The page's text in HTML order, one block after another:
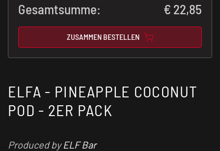
Gesamtsumme: € 22,85
ZUSAMMEN BESTELLEN
ELFA - PINEAPPLE COCONUT
POD - 2ER PACK
Produced byELF Bar